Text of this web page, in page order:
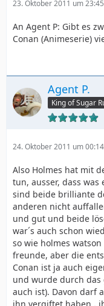
23. Oktober 2011 um 23:45
An Agent P: Gibt es
Conan (Animeserie)
Agent P.
King of Sugar
24. Oktober 2011 um 00:14
Also Holmes hat mit
tun, ausser, dass was
sind beide brilliante
anderen nicht
und gut und beide
war´s auch schon
so wie holmes
freunde, aber die
Conan ist ja auch
und wurde durch das
auch ist). Davon darf